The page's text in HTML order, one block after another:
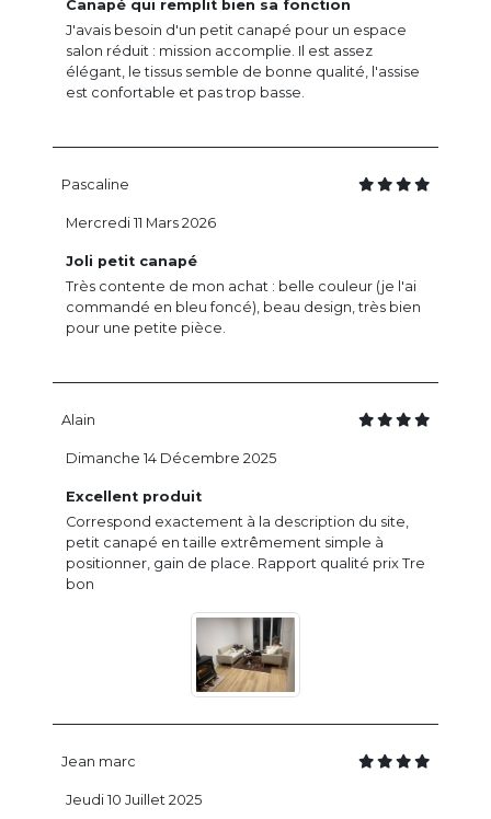
Canapé qui remplit bien sa fonction
J'avais besoin d'un petit canapé pour un espace
salon réduit : mission accomplie. Il est assez
élégant, le tissus semble de bonne qualité, l'assise
est confortable et pas trop basse.
Pascaline
Joli petit canapé
Très contente de mon achat : belle couleur (je l'ai
commandé en bleu foncé), beau design, très bien
pour une petite pièce.
Mercredi 11 Mars 2026
Alain
Excellent produit
Correspond exactement à la description du site,
petit canapé en taille extrêmement simple à
positionner, gain de place. Rapport qualité prix Tre
bon
Dimanche 14 Décembre 2025
Jean marc
Jeudi 10 Juillet 2025